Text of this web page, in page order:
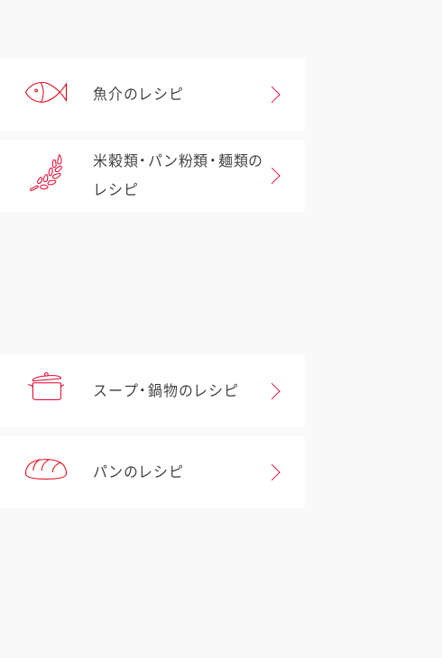
魚介のレシピ
米穀類・パン粉類・麺類の
レシピ
スープ・鍋物のレシピ
パンのレシピ